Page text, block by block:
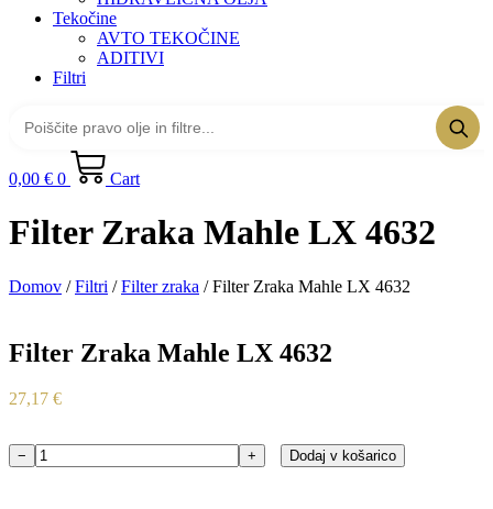
Tekočine
AVTO TEKOČINE
ADITIVI
Filtri
0,00 € 0 Cart
Filter Zraka Mahle LX 4632
Domov /Filtri /Filter zraka / Filter Zraka Mahle LX 4632
Filter Zraka Mahle LX 4632
27,17 €
Filter
− + Dodaj v košarico